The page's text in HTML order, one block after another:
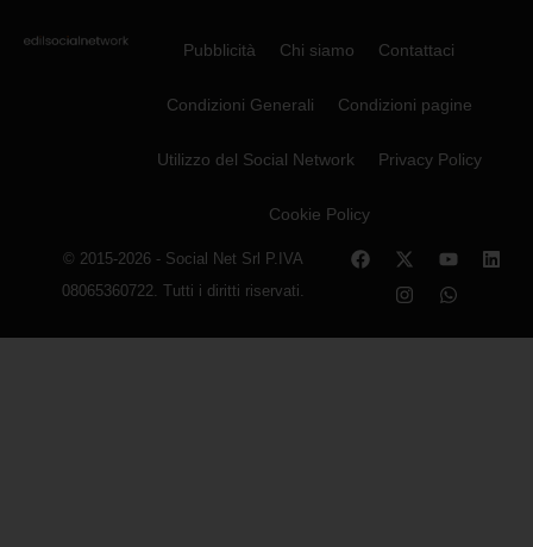
Pubblicità Chi siamo Contattaci
Condizioni Generali Condizioni pagine
Utilizzo del Social Network Privacy Policy
Cookie Policy
© 2015-2026 - Social Net Srl P.IVA
08065360722. Tutti i diritti riservati.